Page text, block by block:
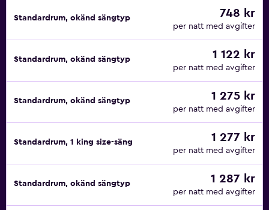
Standardrum, okänd sängtyp 748 kr
per natt med avgifter
Standardrum, okänd sängtyp 1 122 kr
per natt med avgifter
Standardrum, okänd sängtyp 1 275 kr
per natt med avgifter
Standardrum, 1 king size-säng 1 277 kr
per natt med avgifter
Standardrum, okänd sängtyp 1 287 kr
per natt med avgifter